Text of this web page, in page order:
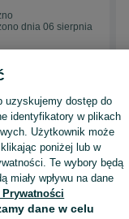
dnia 06 sierpnia
- Choszczno
Wyświetlenia:
uzyskujemy dostęp do
identyfikatory w plikach
Użytkownik może
poniżej lub w
Te wybory będą
miały wpływu na dane
Prywatności
dane w celu